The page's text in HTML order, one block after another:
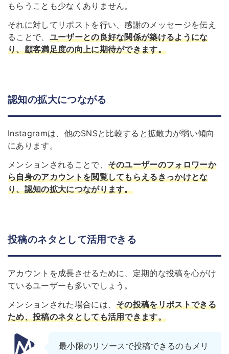
もらうことも少なくありません。
それに対してリポストを行い、感謝のメッセージを伝え
ることで、 ユーザーとの良好な関係が築けるようにな
り、顧客満足度の向上に期待ができます。
認知の拡大につながる
Instagramは、他のSNSと比較すると拡散力が弱い傾向
にあります。
メンションされることで、 そのユーザーのフォロワーか
ら自身のアカウントを閲覧してもらえるきっかけとな
り、認知の拡大につながります。
投稿のネタとして活用できる
アカウントを成長させるために、定期的な投稿を心がけ
ているユーザーも多いでしょう。
メンションされた場合には、その投稿をリポストできる
ため、投稿のネタとしても活用できます。
最小限のリソースで投稿できるのもメリ